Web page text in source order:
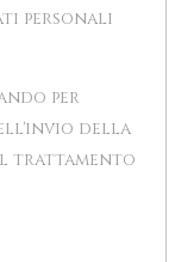
personali
per
della
trattamento